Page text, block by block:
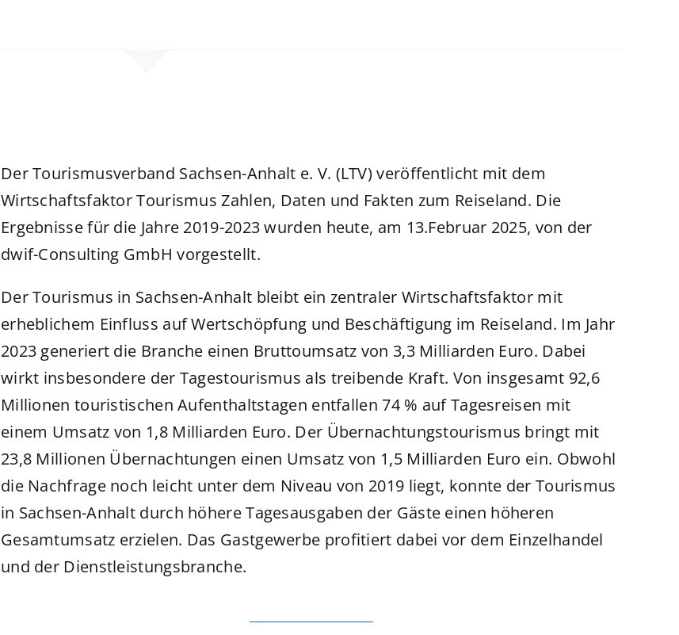
Der Tourismusverband Sachsen-Anhalt e. V. (LTV) veröffentlicht mit dem
Wirtschaftsfaktor Tourismus Zahlen, Daten und Fakten zum Reiseland. Die
Ergebnisse für die Jahre 2019-2023 wurden heute, am 13.Februar 2025, von der
dwif-Consulting GmbH vorgestellt.
Der Tourismus in Sachsen-Anhalt bleibt ein zentraler Wirtschaftsfaktor mit
erheblichem Einfluss auf Wertschöpfung und Beschäftigung im Reiseland. Im Jahr
2023 generiert die Branche einen Bruttoumsatz von 3,3 Milliarden Euro. Dabei
wirkt insbesondere der Tagestourismus als treibende Kraft. Von insgesamt 92,6
Millionen touristischen Aufenthaltstagen entfallen 74 % auf Tagesreisen mit
einem Umsatz von 1,8 Milliarden Euro. Der Übernachtungstourismus bringt mit
23,8 Millionen Übernachtungen einen Umsatz von 1,5 Milliarden Euro ein. Obwohl
die Nachfrage noch leicht unter dem Niveau von 2019 liegt, konnte der Tourismus
in Sachsen-Anhalt durch höhere Tagesausgaben der Gäste einen höheren
Gesamtumsatz erzielen. Das Gastgewerbe profitiert dabei vor dem Einzelhandel
und der Dienstleistungsbranche.